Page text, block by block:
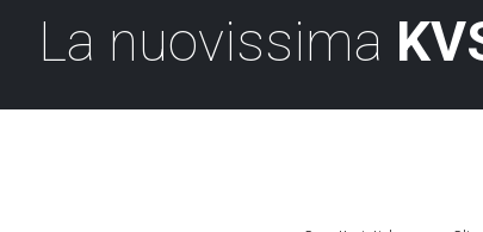
La nuovissima